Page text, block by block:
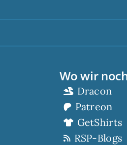
Wo wir
Dracon
Patreon
GetShirts
RSP-Blogs